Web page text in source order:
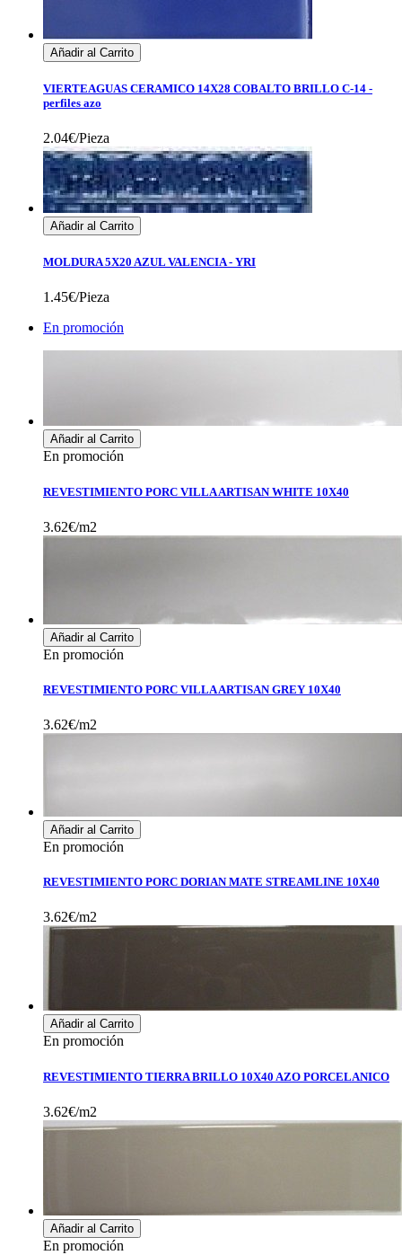
Añadir al Carrito
VIERTEAGUAS CERAMICO 14X28 COBALTO BRILLO C-14 -
perfiles azo
2.04€/Pieza
Añadir al Carrito
MOLDURA 5X20 AZUL VALENCIA - YRI
1.45€/Pieza
En promoción
Añadir al Carrito
En promoción
REVESTIMIENTO PORC VILLA ARTISAN WHITE 10X40
3.62€/m2
Añadir al Carrito
En promoción
REVESTIMIENTO PORC VILLA ARTISAN GREY 10X40
3.62€/m2
Añadir al Carrito
En promoción
REVESTIMIENTO PORC DORIAN MATE STREAMLINE 10X40
3.62€/m2
Añadir al Carrito
En promoción
REVESTIMIENTO TIERRA BRILLO 10X40 AZO PORCELANICO
3.62€/m2
Añadir al Carrito
En promoción